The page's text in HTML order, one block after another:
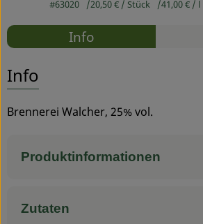
Service
#63020 20,50 € / Stück 41,00 € / l
Rezepte
Info
Info
Brennerei Walcher, 25% vol.
Produktinformationen
Zutaten